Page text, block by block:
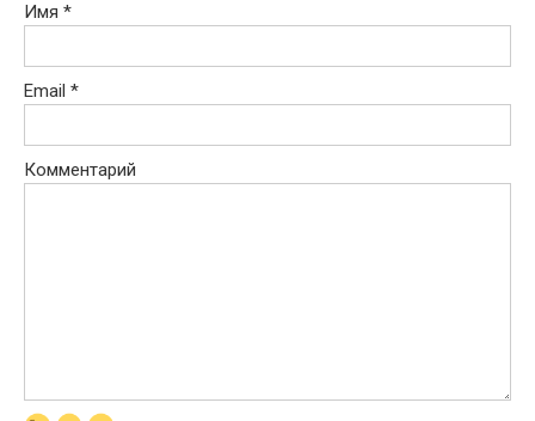
Имя *
Email *
Комментарий